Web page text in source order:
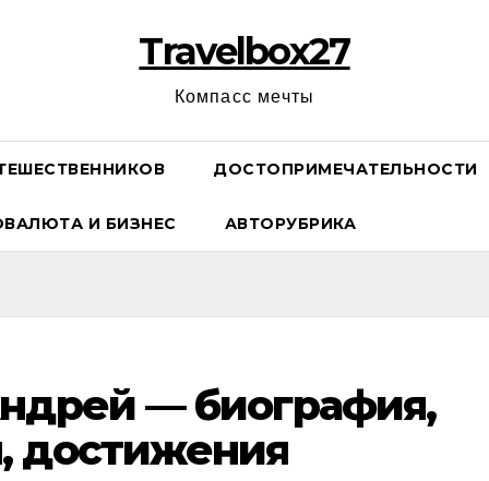
Travelbox27
Компасс мечты
ДОСТОПРИМЕЧАТЕЛЬНОСТИ
И БИЗНЕС АВТОРУБРИКА
— биография,
достижения